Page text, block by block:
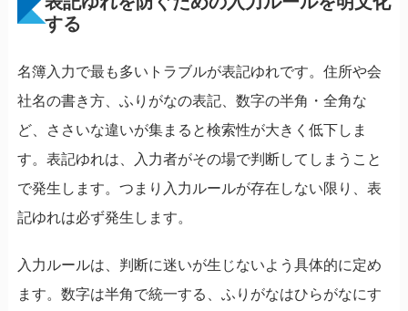
する
名簿入力で最も多いトラブルが表記ゆれです。住所や会
社名の書き方、ふりがなの表記、数字の半角・全角な
ど、ささいな違いが集まると検索性が大きく低下しま
す。表記ゆれは、入力者がその場で判断してしまうこと
で発生します。つまり入力ルールが存在しない限り、表
記ゆれは必ず発生します。
入力ルールは、判断に迷いが生じないよう具体的に定め
ます。数字は半角で統一する、ふりがなはひらがなにす